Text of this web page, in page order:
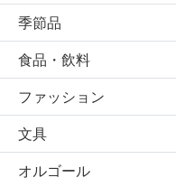
季節品
食品・飲料
ファッション
文具
オルゴール